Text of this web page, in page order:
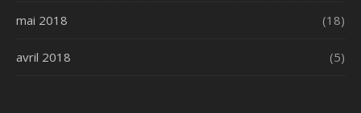
mai 2018 (18)
avril 2018 (5)